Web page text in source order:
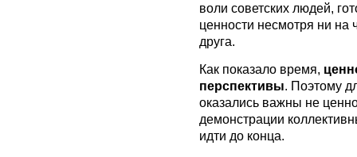
воли советских людей,
ценности несмотря ни на
друга.
Как показало время,
перспективы. Поэтому
оказались важны не
демонстрации
идти до конца.